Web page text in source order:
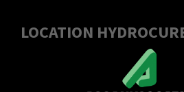
LOCATION